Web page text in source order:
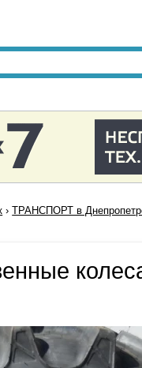
›ТРАНСПОРТ в